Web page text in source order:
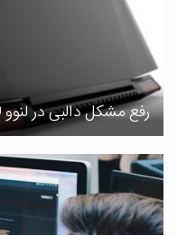
رفع مشکل دالبی در لنوو Y700 در لینوکس